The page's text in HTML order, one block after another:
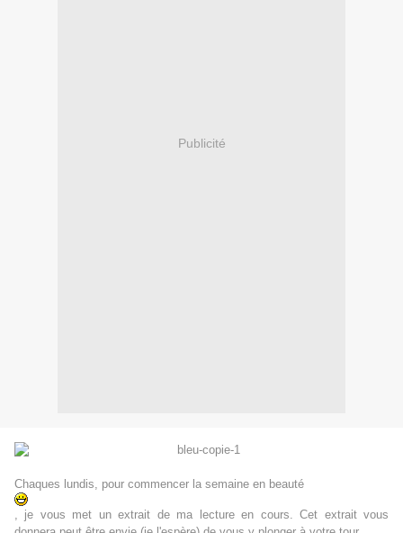
Publicité
Chaques lundis, pour commencer la semaine en beauté
, je vous met un extrait de ma lecture en cours. Cet extrait vous